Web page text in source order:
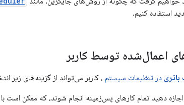
استفاده کنیم.
اعمال‌شده توسط کاربر
در تنظیمات سیستم ، کاربر می‌تواند از گزینه‌های زیر
اجازه دهید تمام کارهای پس‌زمینه انجام شوند، که ممکن است